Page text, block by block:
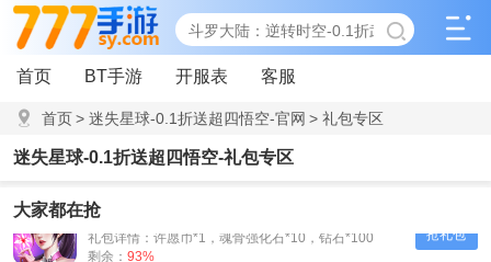
首页 BT手游 开服表 客服
首页> 迷失星球-0.1折送超四悟空-官网 > 礼包专区
迷失星球-0.1折送超四悟空-礼包专区
大家都在抢
抢礼包
斗罗大陆：武魂觉醒-首充礼包
礼包详情：许愿币*1，魂骨强化石*10，钻石*100
剩余： 93%